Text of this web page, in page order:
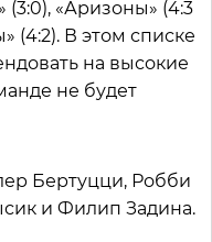
(3:0), «Аризоны» (4:3
(4:2). В этом списке
на высокие
не будет
Бертуцци, Робби
и Филип Задина.